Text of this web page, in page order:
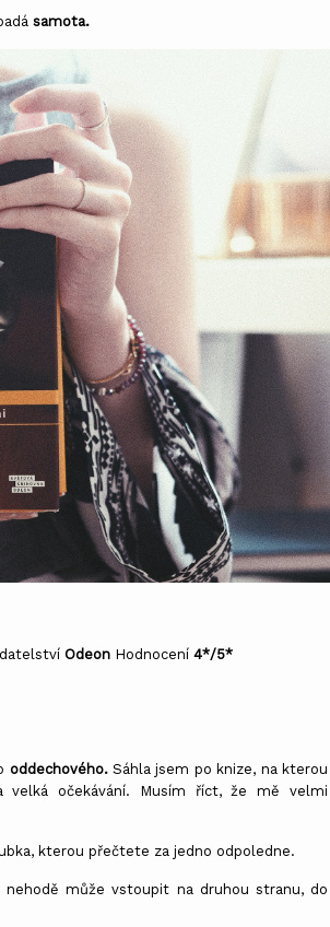
samota.
Odeon Hodnocení 4*/5*
oddechového.Sáhla jsem po knize, na kterou
očekávání. Musím říct, že mě velmi
kterou přečtete za jedno odpoledne.
může vstoupit na druhou stranu, do